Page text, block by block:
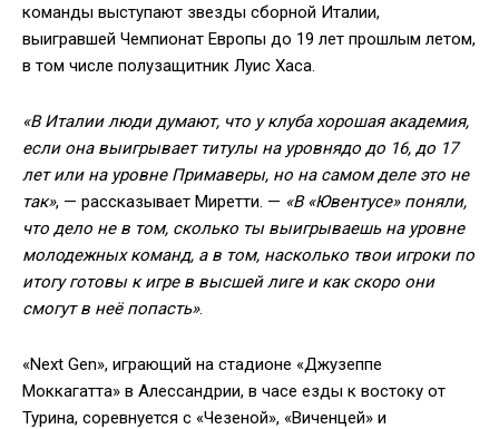
команды выступают звезды сборной Италии,
выигравшей Чемпионат Европы до 19 лет прошлым летом,
в том числе полузащитник Луис Хаса.
«В Италии люди думают, что у клуба хорошая академия,
если она выигрывает титулы на уровнядо до 16, до 17
лет или на уровне Примаверы, но на самом деле это не
так», — рассказывает Миретти. — «В «Ювентусе» поняли,
что дело не в том, сколько ты выигрываешь на уровне
молодежных команд, а в том, насколько твои игроки по
итогу готовы к игре в высшей лиге и как скоро они
смогут в неё попасть».
«Next Gen», играющий на стадионе «Джузеппе
Моккагатта» в Алессандрии, в часе езды к востоку от
Турина, соревнуется с «Чезеной», «Виченцей» и